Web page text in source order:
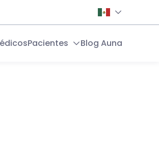
Pacientes Blog Auna